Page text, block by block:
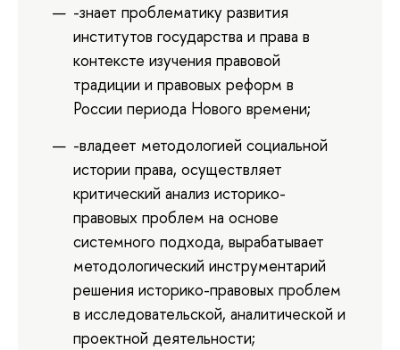
-знает проблематику развития
институтов государства и права в
контексте изучения правовой
традиции и правовых реформ в
России периода Нового времени;
-владеет методологией социальной
истории права, осуществляет
критический анализ историко-
правовых проблем на основе
системного подхода, вырабатывает
методологический инструментарий
решения историко-правовых проблем
в исследовательской, аналитической и
проектной деятельности;